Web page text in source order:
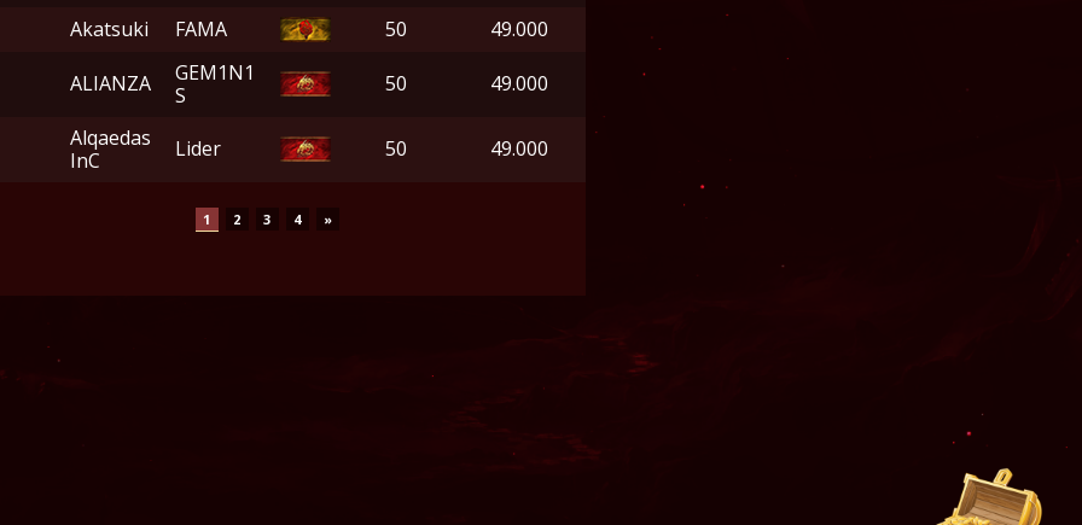
Akatsuki FAMA 50 49.000
ALIANZA
GEM1N1
S
50 49.000
Alqaedas
InC
Lider 50 49.000
1 2 3 4 »